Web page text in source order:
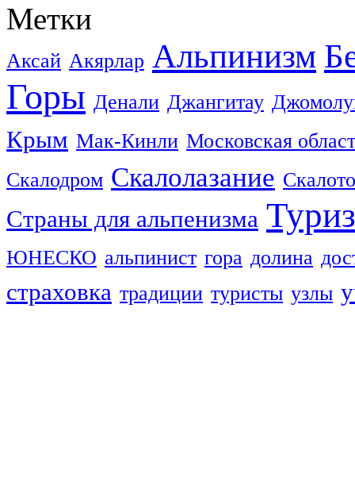
Метки
Аксай Акярлар Альпинизм
Горы Денали Джангитау
Крым Мак-Кинли Московская
Скалодром Скалолазание
Страны для альпенизма
ЮНЕСКО альпинист гора долина
страховка традиции туристы узлы